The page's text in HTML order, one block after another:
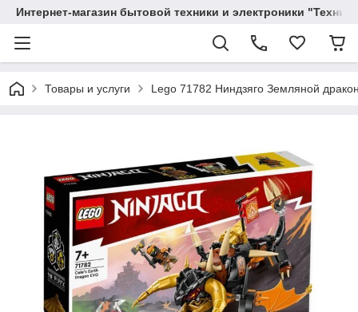
Интернет-магазин бытовой техники и электроники
Товары и услуги Lego 71782 Ниндзяго Земляной